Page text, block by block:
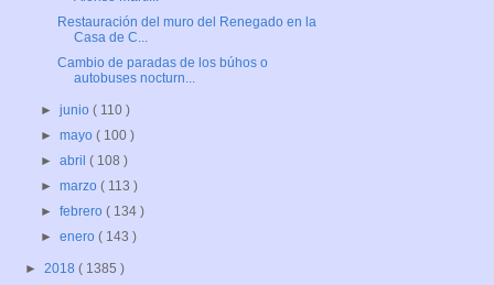
Restauración del muro del Renegado en la
Casa de C...
Cambio de paradas de los búhos o
autobuses nocturn...
►junio( 110 )
►mayo( 100 )
►abril( 108 )
►marzo( 113 )
►febrero( 134 )
►enero( 143 )
► 2018 ( 1385 )